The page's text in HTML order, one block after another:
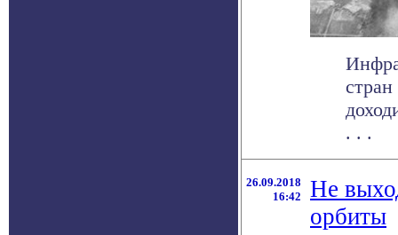
. . .
26.09.2018
16:42
Не
орбиты